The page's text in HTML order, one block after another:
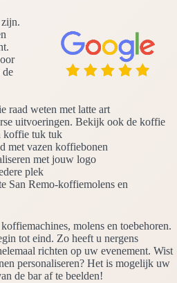
de
raad weten met latte art
uitvoeringen. Bekijk ook de koffie
koffie tuk tuk
met vazen koffiebonen
met jouw logo
plek
San Remo-koffiemolens en
molens en toebehoren.
tot eind. Zo heeft u nergens
richten op uw evenement. Wist
personaliseren? Het is mogelijk uw
de bar af te beelden!